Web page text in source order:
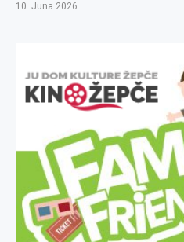
10. Juna 2026.